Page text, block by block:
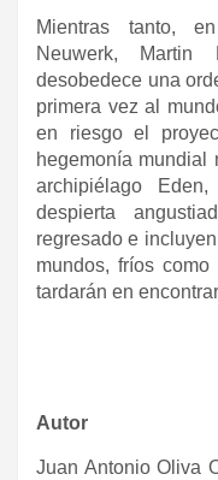
Mientras tanto,
Neuwerk, Martin
desobedece una
primera vez al
en riesgo el
hegemonía mundial
archipiélago
despierta
regresado e
mundos, fríos
tardarán en
Autor
Juan Antonio Oliva